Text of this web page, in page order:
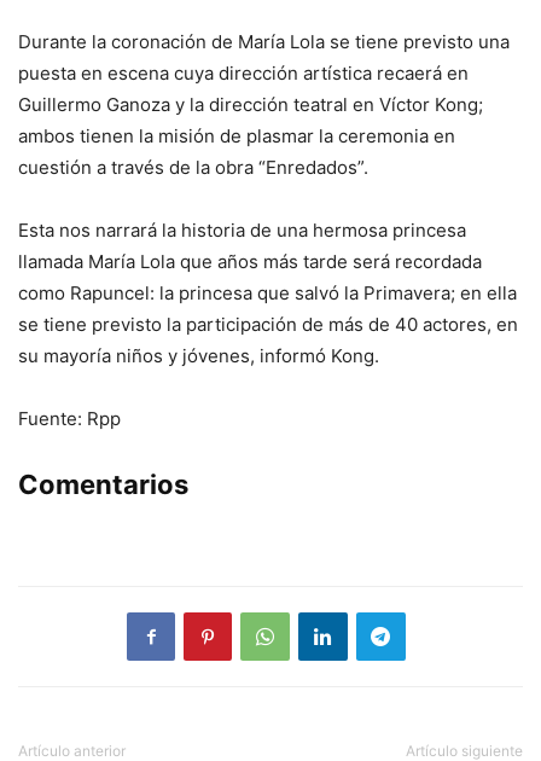
Durante la coronación de María Lola se tiene previsto una
puesta en escena cuya dirección artística recaerá en
Guillermo Ganoza y la dirección teatral en Víctor Kong;
ambos tienen la misión de plasmar la ceremonia en
cuestión a través de la obra “Enredados”.
Esta nos narrará la historia de una hermosa princesa
llamada María Lola que años más tarde será recordada
como Rapuncel: la princesa que salvó la Primavera; en ella
se tiene previsto la participación de más de 40 actores, en
su mayoría niños y jóvenes, informó Kong.
Fuente: Rpp
Comentarios
Artículo anterior Artículo siguiente